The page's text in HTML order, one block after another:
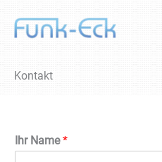
Inhalt
Kontakt
Ihr Name*